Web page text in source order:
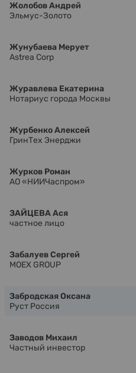
Жолобов Андрей
Эльмус-Золото
Жунубаева Мерует
Astrea Corp
Журавлева Екатерина
Нотариус города Москвы
Журбенко Алексей
ГринТех Энерджи
Журков Роман
АО «НИИЧаспром»
ЗАЙЦЕВА Ася
частное лицо
Забалуев Сергей
MOEX GROUP
Забродская Оксана
Руст Россия
Заводов Михаил
Частный инвестор